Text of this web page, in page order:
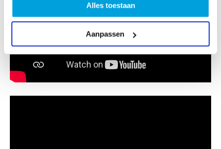
Alles toestaan
Aanpassen